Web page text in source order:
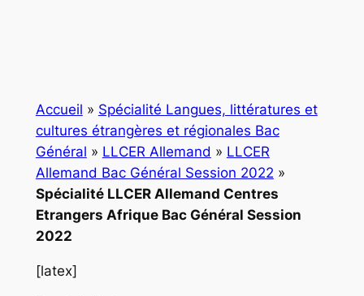
Accueil » Spécialité Langues, littératures et
cultures étrangères et régionales Bac
Général » LLCER Allemand » LLCER
Allemand Bac Général Session 2022 »
Spécialité LLCER Allemand Centres
Etrangers Afrique Bac Général Session
2022
[latex]